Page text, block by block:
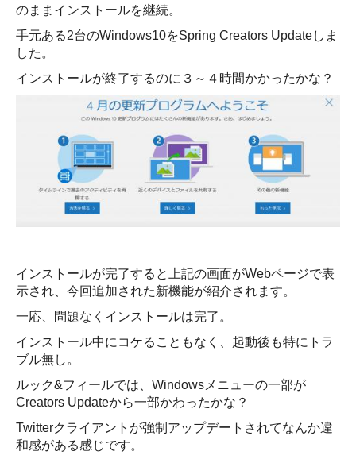
のままインストールを継続。
手元ある2台のWindows10をSpring Creators Updateしま
した。
インストールが終了するのに３～４時間かかったかな？
インストールが完了すると上記の画面がWebページで表
示され、今回追加された新機能が紹介されます。
一応、問題なくインストールは完了。
インストール中にコケることもなく、起動後も特にトラ
ブル無し。
ルック&フィールでは、Windowsメニューの一部が
Creators Updateから一部かわったかな？
Twitterクライアントが強制アップデートされてなんか違
和感がある感じです。